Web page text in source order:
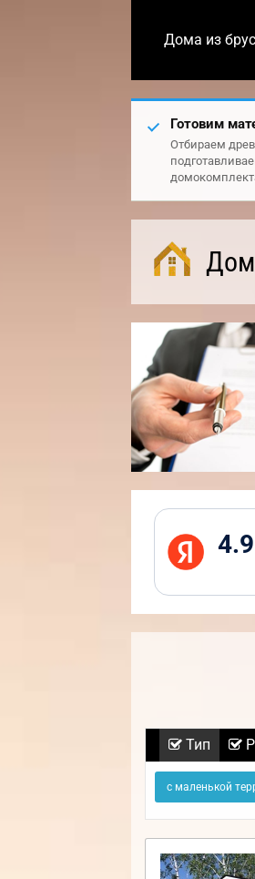
Дома из
Готовим
Отбираем
4.9
Тип
с маленькой